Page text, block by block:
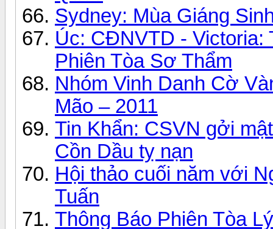
Sydney: Mùa Giáng
Úc: CĐNVTD - Victoria:
Phiên Tòa Sơ Thẩm
Nhóm Vinh Danh Cờ
Mão – 2011
Tin Khẩn: CSVN gởi
Cồn Dầu tỵ nạn
Hội thảo cuối năm với
Tuấn
Thông Báo Phiên Tòa